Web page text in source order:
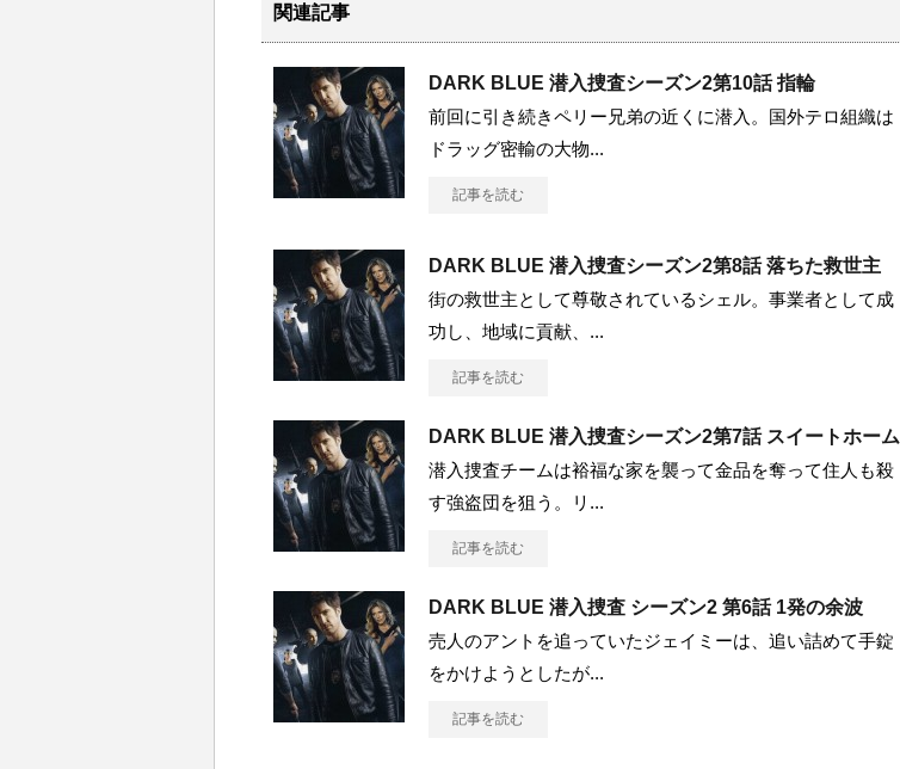
関連記事
DARK BLUE 潜入捜査シーズン2第10話 指輪
前回に引き続きペリー兄弟の近くに潜入。国外テロ組織は
ドラッグ密輸の大物...
記事を読む
DARK BLUE 潜入捜査シーズン2第8話 落ちた救世主
街の救世主として尊敬されているシェル。事業者として成
功し、地域に貢献、...
記事を読む
DARK BLUE 潜入捜査シーズン2第7話 スイートホーム
潜入捜査チームは裕福な家を襲って金品を奪って住人も殺
す強盗団を狙う。リ...
記事を読む
DARK BLUE 潜入捜査 シーズン2 第6話 1発の余波
売人のアントを追っていたジェイミーは、追い詰めて手錠
をかけようとしたが...
記事を読む